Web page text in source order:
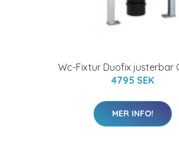
Wc-Fixtur Duofix justerbar
4795 SEK
MER INFO!